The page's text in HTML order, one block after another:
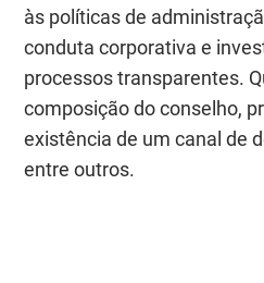
às políticas de
conduta corporativa e
processos transparentes.
composição do conselho,
existência de um canal de
entre outros.